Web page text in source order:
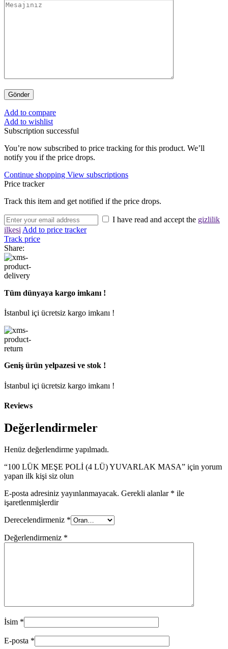
Add to compare
Add to wishlist
Subscription successful
You’re now subscribed to price tracking for this product. We’ll
notify you if the price drops.
Continue shopping View subscriptions
Price tracker
Track this item and get notified if the price drops.
I have read and accept the gizlilik
ilkesiAdd to price tracker
Track price
Share:
Tüm dünyaya kargo imkanı !
İstanbul içi ücretsiz kargo imkanı !
Geniş ürün yelpazesi ve stok !
İstanbul içi ücretsiz kargo imkanı !
Reviews
Değerlendirmeler
Henüz değerlendirme yapılmadı.
“100 LÜK MEŞE POLİ (4 LÜ) YUVARLAK MASA” için yorum
yapan ilk kişi siz olun
E-posta adresiniz yayınlanmayacak. Gerekli alanlar * ile
işaretlenmişlerdir
Derecelendirmeniz *
Değerlendirmeniz *
İsim *
E-posta *